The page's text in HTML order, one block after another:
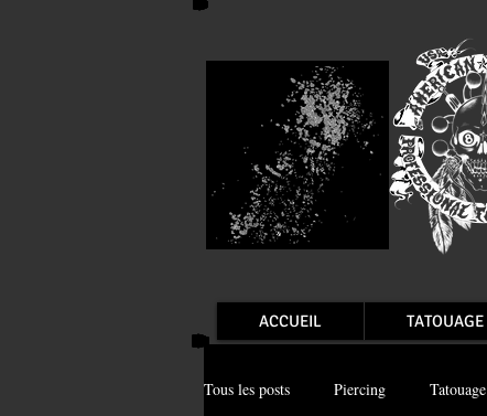
ACCUEIL TATOUAGE
Tous les posts Piercing Tatouage